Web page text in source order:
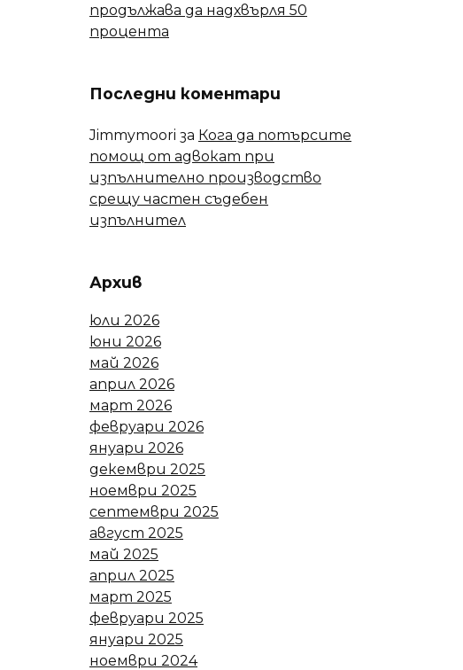
продължава да надхвърля 50
процента
Последни коментари
Jimmymoori за Кога да потърсите
помощ от адвокат при
изпълнително производство
срещу частен съдебен
изпълнител
Архив
юли 2026
юни 2026
май 2026
април 2026
март 2026
февруари 2026
януари 2026
декември 2025
ноември 2025
септември 2025
август 2025
май 2025
април 2025
март 2025
февруари 2025
януари 2025
ноември 2024